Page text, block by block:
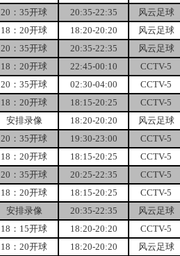
20：35开球 20:35-22:35
风云足球
18：20开球 18:20-20:20
风云足球
20：35开球 20:35-22:35
风云足球
18：20开球 22:45-00:10
CCTV-5
20：35开球 02:30-04:00
CCTV-5
18：20开球 18:15-20:25
CCTV-5
安排录像 18:20-20:20
风云足球
20：35开球 19:30-23:00
CCTV-5
18：20开球 18:15-20:25
CCTV-5
20：35开球 20:25-22:35
CCTV-5
18：20开球 18:15-20:25
CCTV-5
安排录像 20:35-22:35
风云足球
18：15开球 18:20-20:20
CCTV-5
18：20开球 18:20-20:20
风云足球